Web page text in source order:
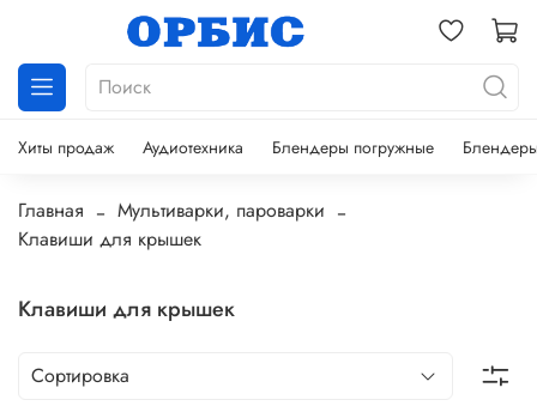
Хиты продаж Аудиотехника Блендеры погружные
Главная
Мультиварки, пароварки
Клавиши для крышек
Клавиши для крышек